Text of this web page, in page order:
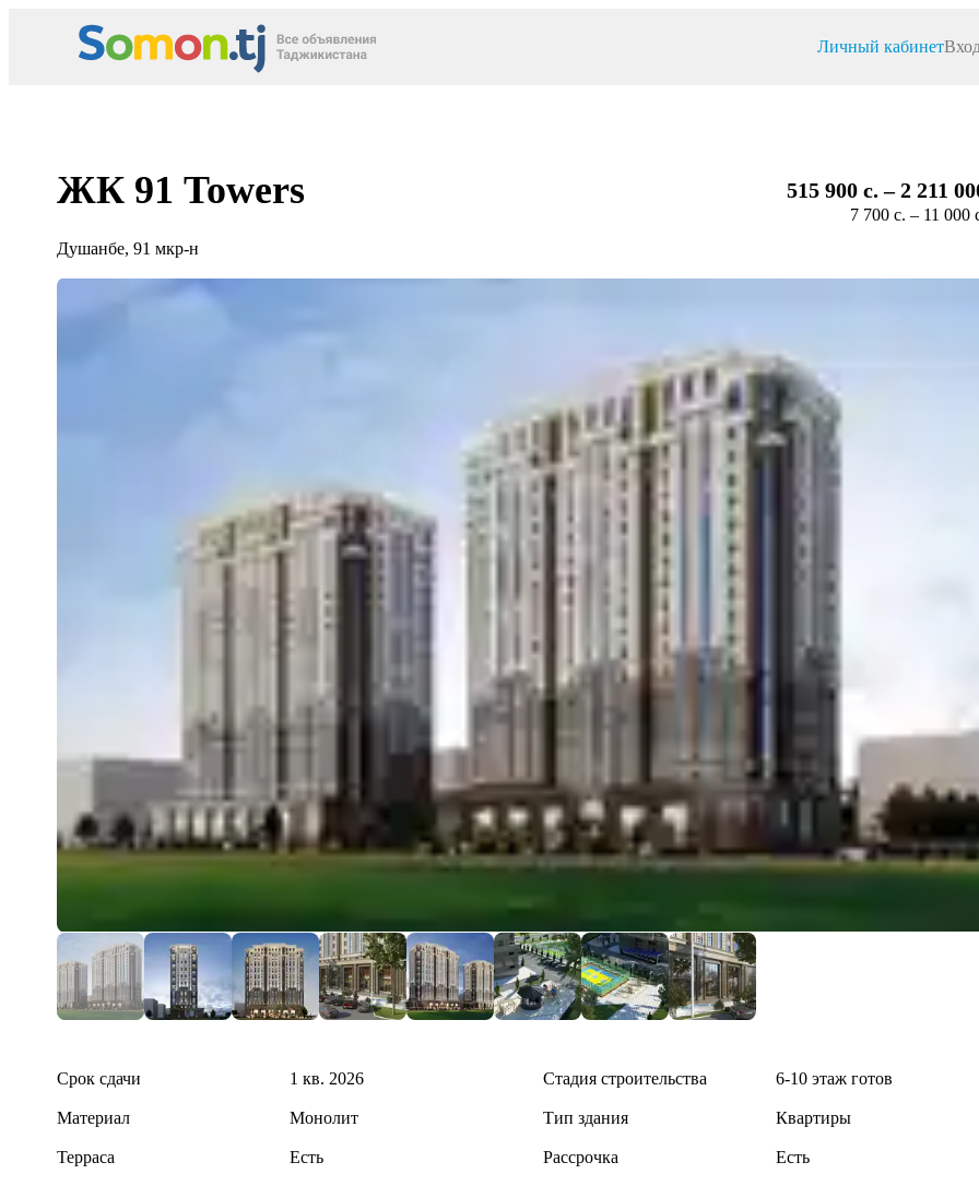
Личный кабинет
ЖК 91 Towers
Душанбе, 91 мкр-н
515 900 c. – 2 211
7 700 c. – 11 000
Срок сдачи 1 кв. 2026 Стадия строительства 6-10 этаж готов
Материал Монолит Тип здания Квартиры
Терраса Есть Рассрочка Есть